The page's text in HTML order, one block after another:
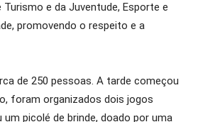
e da Juventude, Esporte e
promovendo o respeito e a
de 250 pessoas. A tarde começou
foram organizados dois jogos
picolé de brinde, doado por uma